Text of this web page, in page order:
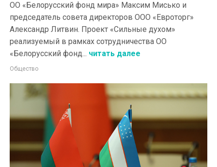
ОО «Белорусский фонд мира» Максим Мисько и
председатель совета директоров ООО «Евроторг»
Александр Литвин. Проект «Сильные духом»
реализуемый в рамках сотрудничества ОО
«Белорусский фонд... читать далее
Общество